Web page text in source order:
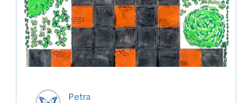
Petra